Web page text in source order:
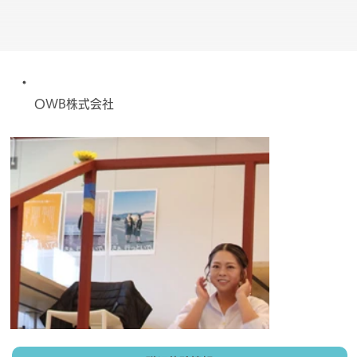
OWB株式会社